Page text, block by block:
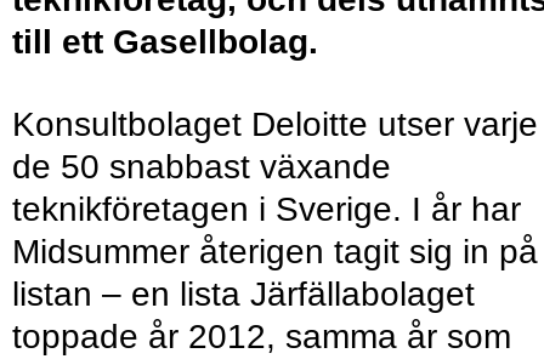
till ett Gasellbolag.
Konsultbolaget Deloitte utser
de 50 snabbast växande
teknikföretagen i Sverige. I år har
Midsummer återigen tagit sig in på
listan – en lista Järfällabolaget
toppade år 2012, samma år som